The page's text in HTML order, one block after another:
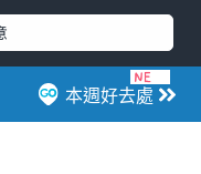
本週好去處
社群熱話
#限時搶
心 #著數 #網絡熱話